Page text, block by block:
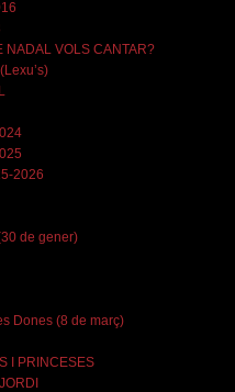
NADAL VOLS CANTAR?
2026
de gener)
Dones (8 de març)
I PRINCESES